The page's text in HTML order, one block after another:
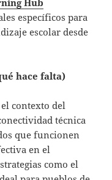
Hub
específicos para
escolar desde
hace falta)
contexto del
técnica
que funcionen
en el
como el